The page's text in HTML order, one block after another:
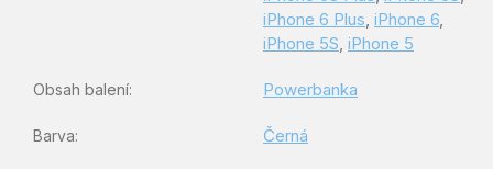
iPhone 6 Plus iPhone 6
iPhone 5S iPhone 5
Obsah balení: Powerbanka
Barva: Černá